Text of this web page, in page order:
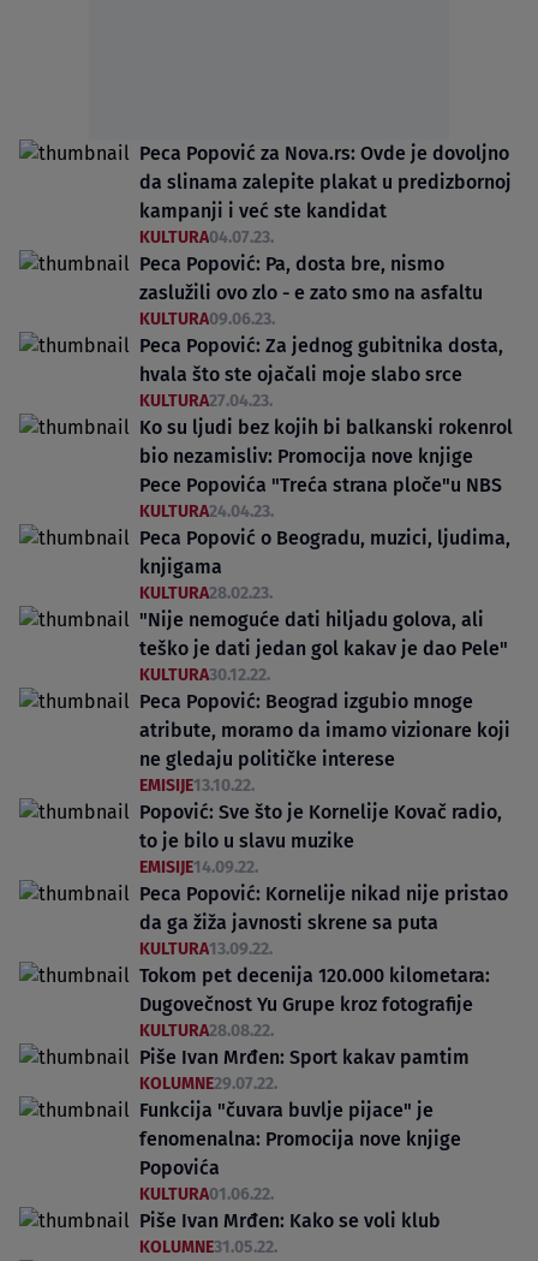
Peca Popović za Nova.rs: Ovde je dovoljno
da slinama zalepite plakat u predizbornoj
kampanji i već ste kandidat
KULTURA04.07.23.
Peca Popović: Pa, dosta bre, nismo
zaslužili ovo zlo - e zato smo na asfaltu
KULTURA09.06.23.
Peca Popović: Za jednog gubitnika dosta,
hvala što ste ojačali moje slabo srce
KULTURA27.04.23.
Ko su ljudi bez kojih bi balkanski rokenrol
bio nezamisliv: Promocija nove knjige
Pece Popovića "Treća strana ploče"u NBS
KULTURA24.04.23.
Peca Popović o Beogradu, muzici, ljudima,
knjigama
KULTURA28.02.23.
"Nije nemoguće dati hiljadu golova, ali
teško je dati jedan gol kakav je dao Pele"
KULTURA30.12.22.
Peca Popović: Beograd izgubio mnoge
atribute, moramo da imamo vizionare koji
ne gledaju političke interese
EMISIJE13.10.22.
Popović: Sve što je Kornelije Kovač radio,
to je bilo u slavu muzike
EMISIJE14.09.22.
Peca Popović: Kornelije nikad nije pristao
da ga žiža javnosti skrene sa puta
KULTURA13.09.22.
Tokom pet decenija 120.000 kilometara:
Dugovečnost Yu Grupe kroz fotografije
KULTURA28.08.22.
Piše Ivan Mrđen: Sport kakav pamtim
KOLUMNE29.07.22.
Funkcija "čuvara buvlje pijace" je
fenomenalna: Promocija nove knjige
Popovića
KULTURA01.06.22.
Piše Ivan Mrđen: Kako se voli klub
KOLUMNE31.05.22.